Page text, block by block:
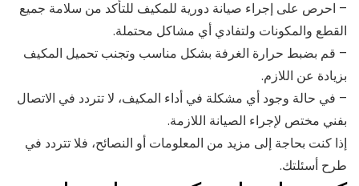
– احرص على إجراء صيانة دورية للمكيف للتأكد من سلامة جميع
القطع والمكونات ولتفادي أي مشاكل محتملة.
– قم بضبط حرارة الغرفة بشكل مناسب وتجنب تحميل المكيف
بزيادة عن اللازم.
– في حالة وجود أي مشكلة في أداء المكيف، لا تتردد في الاتصال
بفني مختص لإجراء الصيانة اللازمة.
إذا كنت بحاجة إلى مزيد من المعلومات أو النصائح، فلا تتردد في
طرح أسئلتك.